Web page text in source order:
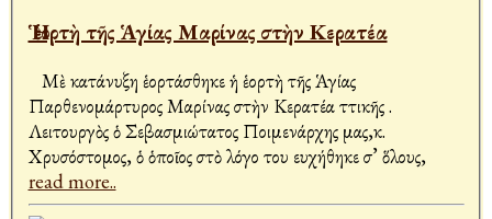
Ἡ ἑορτὴ τῆς Ἁγίας Μαρίνας στὴν Κερατέα
Μὲ κατάνυξη ἑορτάσθηκε ἡ ἑορτὴ τῆς Ἁγίας
Παρθενομάρτυρος Μαρίνας στὴν Κερατέα Ἀττικῆς .
Λειτουργὸς ὁ Σεβασμιώτατος Ποιμενάρχης μας,κ.
Χρυσόστομος, ὁ ὁποῖος στὸ λόγο του ευχήθηκε σ’ ὅλους,
read more..